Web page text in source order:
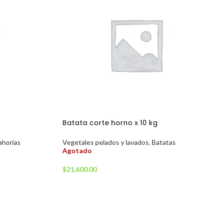
Batata corte horno x 10 kg
Vegetales pelados y lavados, Batatas
Agotado
$21,600.00